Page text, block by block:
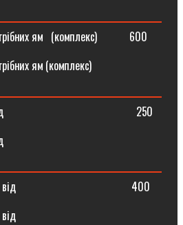
ям⠀(комплекс)⠀⠀⠀⠀600
ям (комплекс)⠀
від ⠀⠀⠀⠀⠀⠀⠀⠀⠀⠀⠀⠀⠀⠀⠀⠀250
від ⠀⠀⠀⠀⠀⠀⠀⠀⠀⠀⠀⠀⠀⠀400